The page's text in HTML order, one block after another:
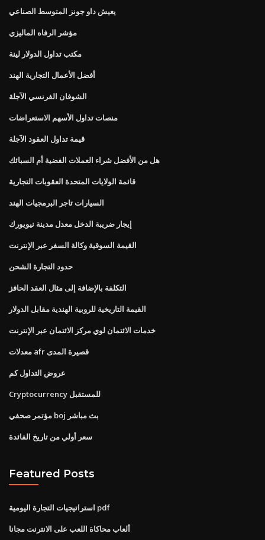
يعيش داو جونز المتوسط ​​الصناعي
مؤشر الرفاه الماليزي
مكتب تداول الدولار لينة
أفضل الأعمال التجارية الهند
الشوفان الفرنسي الآجلة
منصات تداول الأسهم الاستعراضات
قيمة تداول العقود الآجلة
هل من الأفضل شراء العملات الفضية أم السبائك
قائمة الولايات المتحدة العقوبات التجارية
السيارات تاجر البرمجيات الهند
إيجار ضريبة الدخل معدل مدينة نيويورك
القيمة السوقية وكالة السفر عبر الإنترنت
حدود التجارة الشحن
التكلفة بالإضافة إلى مثال العقد الحافز
القيمة التاريخية للروبية الهندية مقابل الدولار
خدمات الائتمان لوي مركز الائتمان عبر الإنترنت
معدلات afr قصيرة المدى
عروض التداول كم
Cryptocurrency للمستقبل
مؤتمر صحفي boj بث مباشر
سعر أولي من تاريخ الفائدة
Featured Posts
استراتيجيات التجارة اليومية pdf
ألعاب محاكاة اللعب على الانترنت مجانا